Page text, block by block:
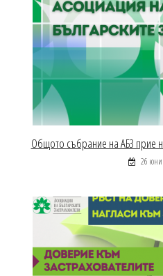
Общото събрание на АБЗ прие
26 юни